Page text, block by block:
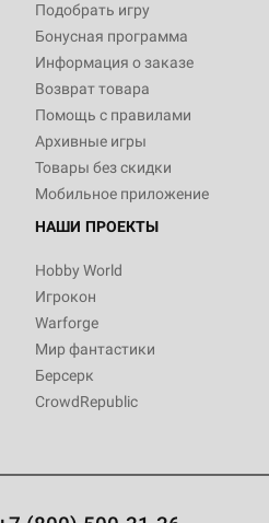
Подобрать игру
Бонусная программа
Информация о заказе
Возврат товара
Помощь с правилами
Архивные игры
Товары без скидки
Мобильное приложение
НАШИ ПРОЕКТЫ
Hobby World
Игрокон
Warforge
Мир фантастики
Берсерк
CrowdRepublic